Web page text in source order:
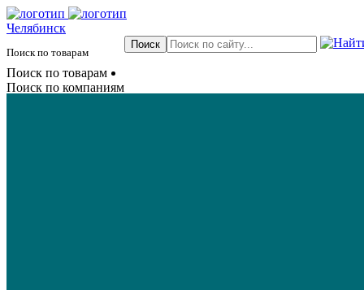
Челябинск
Поиск по товарам
Поиск по товарам
Поиск по компаниям